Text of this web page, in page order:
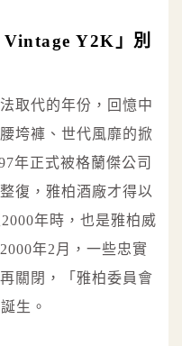
Y2K」別
取代的年份，回憶中
垮褲、世代風靡的掀
年正式被格蘭傑公司
復，雅柏酒廠才得以
年時，也是雅柏威
年2月，一些忠實
關閉，「雅柏委員會
生。